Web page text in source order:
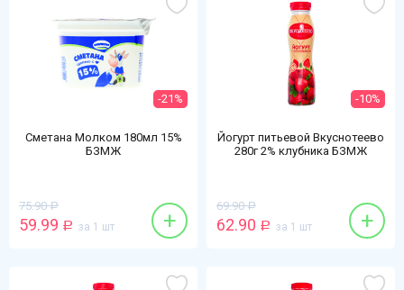
-21%
Сметана Молком 180мл 15%
БЗМЖ
75.90 Р
59.99 Р за 1 шт +
-10%
Йогурт питьевой Вкуснотеево
280г 2% клубника БЗМЖ
69.90 Р
62.90 Р за 1 шт +